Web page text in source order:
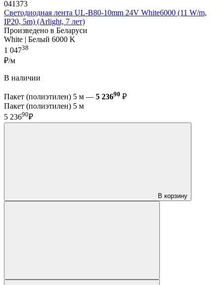
041373
Светодиодная лента UL-B80-10mm 24V White6000 (11 W/m,
IP20, 5m) (Arlight, 7 лет)
Произведено в Беларуси
White | Белый 6000 K
1 04738
₽/м
В наличии
Пакет (полиэтилен) 5 м — 5 23690 ₽
Пакет (полиэтилен) 5 м
5 23690₽
В корзину